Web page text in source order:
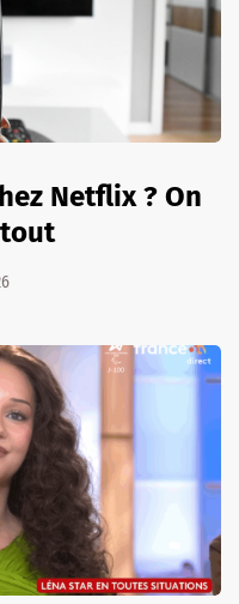
Netflix ? On